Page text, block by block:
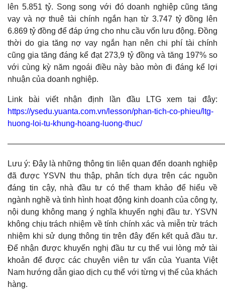
lên 5.851 tỷ. Song song với đó doanh nghiệp cũng tăng
vay và nợ thuê tài chính ngắn hạn từ 3.747 tỷ đồng lên
6.869 tỷ đồng để đáp ứng cho nhu cầu vốn lưu động. Đồng
thời do gia tăng nợ vay ngắn hạn nên chi phí tài chính
cũng gia tăng đáng kể đạt 273,9 tỷ đồng và tăng 197% so
với cùng kỳ năm ngoái điều này bào mòn đi đáng kể lợi
nhuận của doanh nghiệp.
Link bài viết nhận định lần đầu LTG xem tại đây:
https://ysedu.yuanta.com.vn/lesson/phan-tich-co-phieu/ltg-
huong-loi-tu-khung-hoang-luong-thuc/
Lưu ý: Đây là những thông tin liên quan đến doanh nghiệp
đã được YSVN thu thập, phân tích dựa trên các nguồn
đáng tin cậy, nhà đầu tư có thể tham khảo để hiểu về
ngành nghề và tình hình hoạt động kinh doanh của công ty,
nội dung không mang ý nghĩa khuyến nghị đầu tư. YSVN
không chịu trách nhiệm về tính chính xác và miễn trừ trách
nhiệm khi sử dụng thông tin trên đây đến kết quả đầu tư.
Để nhận được khuyến nghị đầu tư cụ thể vui lòng mở tài
khoản để được các chuyên viên tư vấn của Yuanta Việt
Nam hướng dẫn giao dịch cụ thể với từng vị thế của khách
hàng.